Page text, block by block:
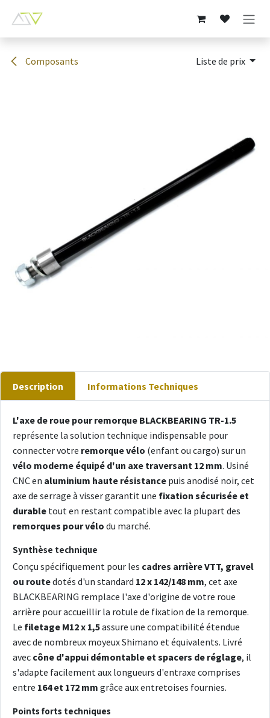
Composants Liste de prix
Description Informations Techniques
L'axe de roue pour remorque BLACKBEARING TR-1.5
représente la solution technique indispensable pour
connecter votre remorque vélo (enfant ou cargo) sur un
vélo moderne équipé d'un axe traversant 12 mm. Usiné
CNC en aluminium haute résistance puis anodisé noir, cet
axe de serrage à visser garantit une fixation sécurisée et
durable tout en restant compatible avec la plupart des
remorques pour vélo du marché.
Synthèse technique
Conçu spécifiquement pour les cadres arrière VTT, gravel
ou routedotés d'un standard 12 x 142/148 mm, cet axe
BLACKBEARING remplace l'axe d'origine de votre roue
arrière pour accueillir la rotule de fixation de la remorque.
Le filetage M12 x 1,5assure une compatibilité étendue
avec de nombreux moyeux Shimano et équivalents. Livré
avec cône d'appui démontable et spacers de réglage, il
s'adapte facilement aux longueurs d'entraxe comprises
entre 164 et 172 mm grâce aux entretoises fournies.
Points forts techniques